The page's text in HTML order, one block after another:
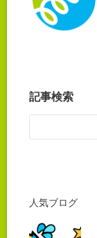
記事検索
人気ブログ